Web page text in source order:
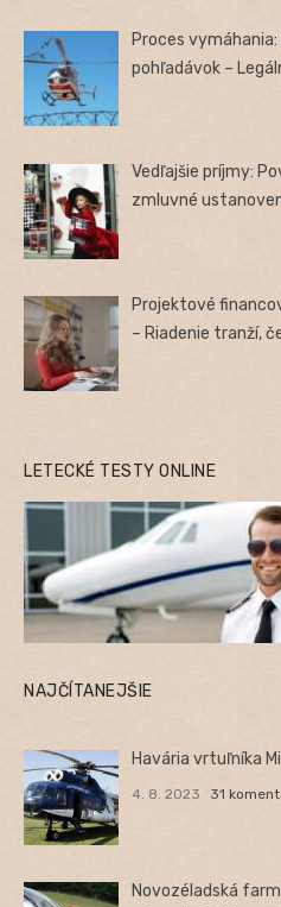
Proces
pohľadávok –
Vedľajšie príjmy:
zmluvné
Projektové
– Riadenie tranží,
LETECKÉ TESTY ONLINE
NAJČÍTANEJŠIE
Havária vrtuľníka
4. 8. 2023 31
Novozéladská